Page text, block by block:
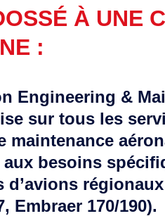
À UNE
:
Engineering &
sur tous les
maintenance
aux besoins
d’avions
Embraer 170/190).